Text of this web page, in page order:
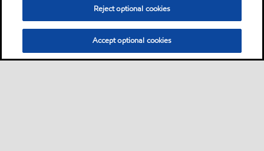
Reject optional cookies
Accept optional cookies